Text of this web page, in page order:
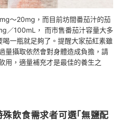
～20mg，而目前坊間番茄汁的茄
／100mL， 而市售番茄汁容量大多
一瓶就足夠了。提醒大家茄紅素雖
量攝取依然會對身體造成負擔，請
用，適量補充才是最佳的養生之
殊飲食需求者可選「無鹽配